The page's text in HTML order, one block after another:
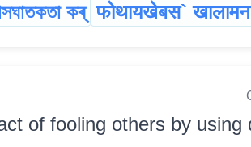
কৰ্ फोथायखेबस`
of fooling others by using